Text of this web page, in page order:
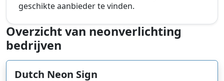
geschikte aanbieder te vinden.
Overzicht van neonverlichting
bedrijven
Dutch Neon Sign